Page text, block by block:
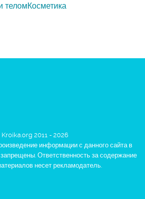
теломКосметика
2011 - 2026
информации с данного сайта в
Ответственность за содержание
несет рекламодатель.